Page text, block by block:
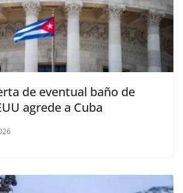
de eventual baño de
agrede a Cuba